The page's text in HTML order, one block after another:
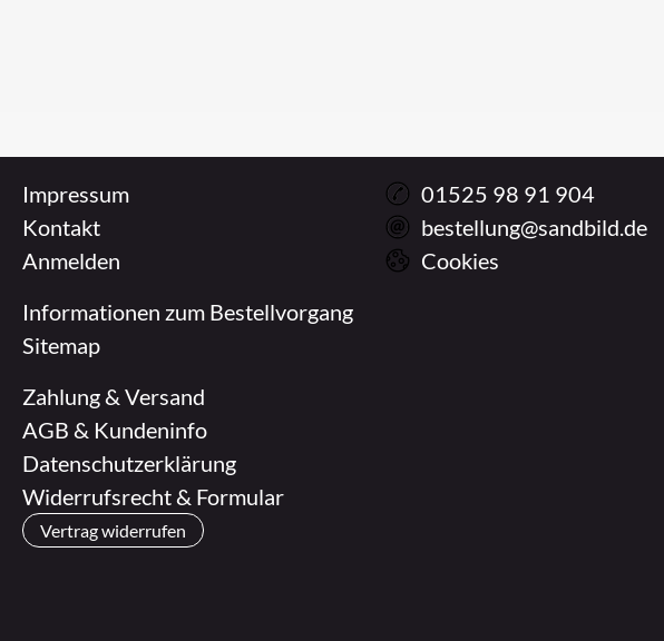
Impressum
Kontakt
Anmelden
Informationen zum Bestellvorgang
Sitemap
Zahlung & Versand
AGB & Kundeninfo
Datenschutzerklärung
Widerrufsrecht & Formular
Vertrag widerrufen
01525 98 91 904
bestellung@sandbild.de
Cookies